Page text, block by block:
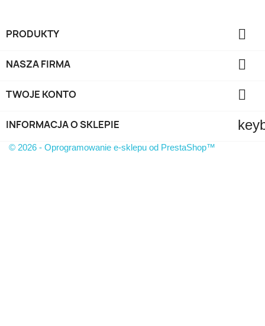
PRODUKTY 
NASZA FIRMA 
TWOJE KONTO 
INFORMACJA O SKLEPIE
© 2026 - Oprogramowanie e-sklepu od PrestaShop™